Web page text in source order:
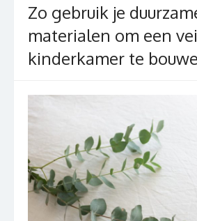
Zo gebruik je
materialen om een
kinderkamer te